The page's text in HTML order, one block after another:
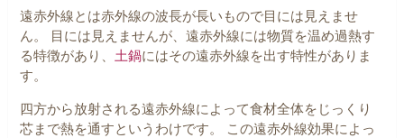
遠赤外線とは赤外線の波長が長いもので目には見えませ
ん。
目には見えませんが、遠赤外線には物質を温め過熱す
る特徴があり、 土鍋にはその遠赤外線を出す特性がありま
す。
四方から放射される遠赤外線によって食材全体をじっくり
芯まで熱を通すというわけです。
この遠赤外線効果によっ